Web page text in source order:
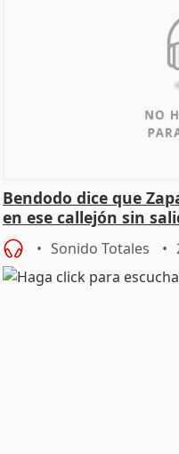
Bendodo dice que
en ese callejón sin
Sonido Totales